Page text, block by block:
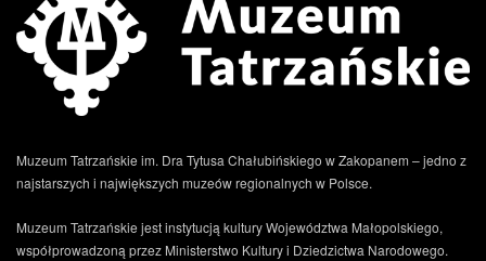
Muzeum Tatrzańskie im. Dra Tytusa Chałubińskiego w Zakopanem – jedno z
najstarszych i największych muzeów regionalnych w Polsce.
Muzeum Tatrzańskie jest instytucją kultury Województwa Małopolskiego,
współprowadzoną przez Ministerstwo Kultury i Dziedzictwa Narodowego.